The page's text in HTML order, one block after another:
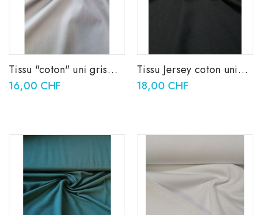
Tissu "coton" uni gris
clair
16,00 CHF
Tissu Jersey coton uni
noir
18,00 CHF